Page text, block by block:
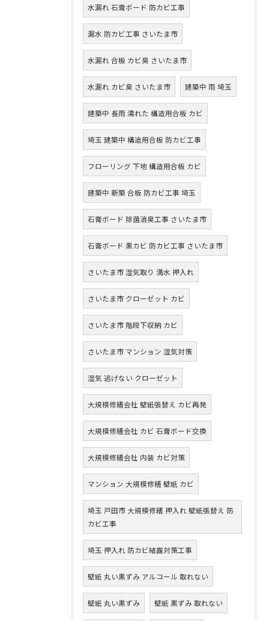
水漏れ 石膏ボード 防カビ工事
漏水 防カビ工事 さいたま市
水漏れ 合板 カビ臭 さいたま市
水漏れ カビ臭 さいたま市 建築中 雨 埼玉
建築中 長雨 濡れた 構造用合板 カビ
埼玉 建築中 構造用合板 防カビ工事
フローリング 下地 構造用合板 カビ
建築中 新築 合板 防カビ工事 埼玉
石膏ボード 除菌消臭工事 さいたま市
石膏ボード 黒カビ 防カビ工事 さいたま市
さいたま市 湿気取り 満水 押入れ
さいたま市 クローゼット カビ
さいたま市 階段下収納 カビ
さいたま市 マンション 湿気対策
湿気 逃げない クローゼット
大規模修繕会社 壁紙張替え カビ再発
大規模修繕会社 カビ 石膏ボード交換
大規模修繕会社 内装 カビ対策
マンション 大規模修繕 壁紙 カビ
埼玉 戸田市 大規模修繕 押入れ 壁紙張替え 防
カビ工事
埼玉 押入れ 防カビ結露対策工事
壁紙 丸い黒ずみ アルコール 取れない
壁紙 丸い黒ずみ 壁紙 黒ずみ 取れない